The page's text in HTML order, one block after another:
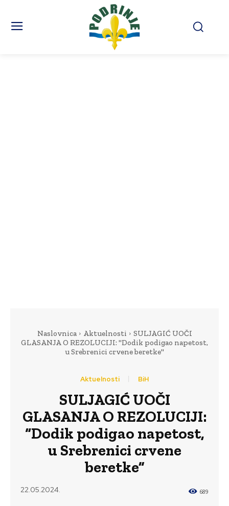
Naslovnica Aktuelnosti
SULJAGIĆ UOČI
GLASANJA O REZOLUCIJI: "Dodik podigao napetost,
u Srebrenici crvene beretke"
Aktuelnosti BiH
SULJAGIĆ UOČI
GLASANJA O REZOLUCIJI:
“Dodik podigao napetost,
u Srebrenici crvene
beretke”
22.05.2024. 689